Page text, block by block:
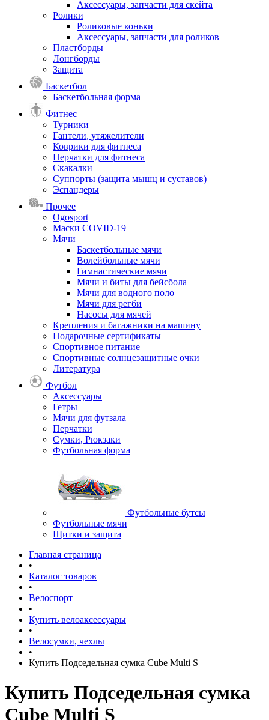
Аксессуары, запчасти для скейта
Ролики
Роликовые коньки
Аксессуары, запчасти для роликов
Пластборды
Лонгборды
Защита
Баскетбол
Баскетбольная форма
Фитнес
Турники
Гантели, утяжелители
Коврики для фитнеса
Перчатки для фитнеса
Скакалки
Суппорты (защита мышц и суставов)
Эспандеры
Прочее
Ogosport
Маски COVID-19
Мячи
Баскетбольные мячи
Волейбольные мячи
Гимнастические мячи
Мячи и биты для бейсбола
Мячи для водного поло
Мячи для регби
Насосы для мячей
Крепления и багажники на машину
Подарочные сертификаты
Спортивное питание
Спортивные солнцезащитные очки
Литература
Футбол
Аксессуары
Гетры
Мячи для футзала
Перчатки
Сумки, Рюкзаки
Футбольная форма
Футбольные бутсы
Футбольные мячи
Щитки и защита
Главная страница
•
Каталог товаров
•
Велоспорт
•
Купить велоаксессуары
•
Велосумки, чехлы
•
Купить Подседельная сумка Cube Multi S
Купить Подседельная сумка
Cube Multi S